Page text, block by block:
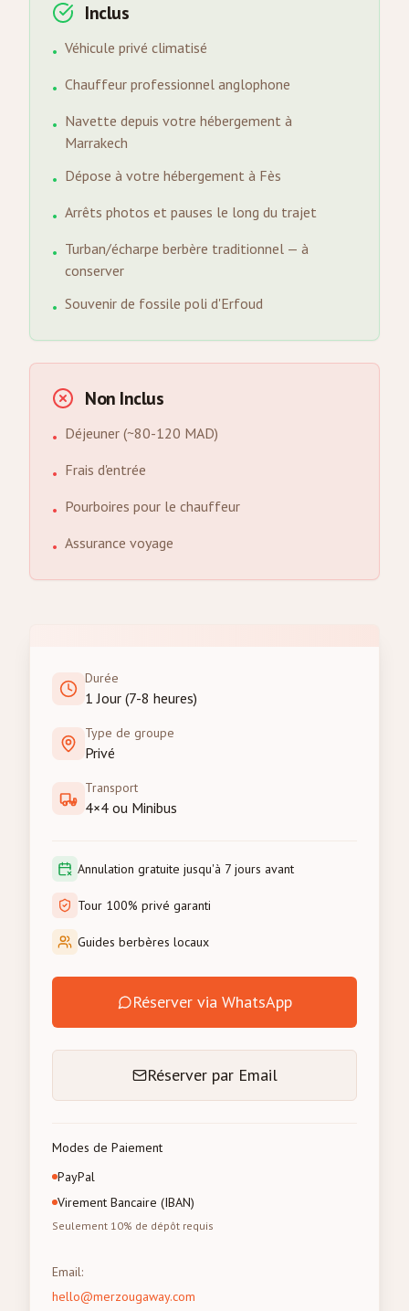
Inclus
• Véhicule privé climatisé
• Chauffeur professionnel anglophone
• Navette depuis votre hébergement à
Marrakech
• Dépose à votre hébergement à Fès
• Arrêts photos et pauses le long du trajet
• Turban/écharpe berbère traditionnel — à
conserver
• Souvenir de fossile poli d'Erfoud
Non Inclus
• Déjeuner (~80-120 MAD)
• Frais d'entrée
• Pourboires pour le chauffeur
• Assurance voyage
Durée
1 Jour (7-8 heures)
Type de groupe
Privé
Transport
4×4 ou Minibus
Annulation gratuite jusqu'à 7 jours avant
Tour 100% privé garanti
Guides berbères locaux
Réserver via WhatsApp
Réserver par Email
Modes de Paiement
PayPal
Virement Bancaire (IBAN)
Seulement 10% de dépôt requis
Email:
hello@merzougaway.com